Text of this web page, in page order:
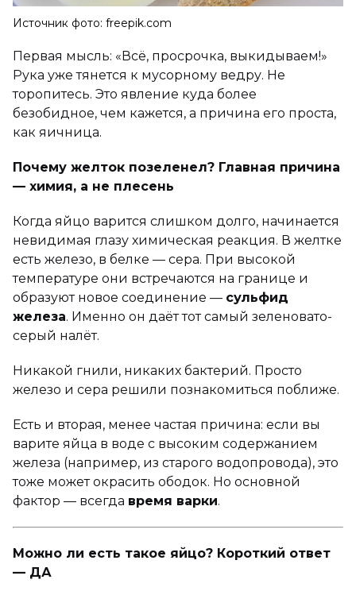
Источник фото: freepik.com
Первая мысль: «Всё, просрочка, выкидываем!»
Рука уже тянется к мусорному ведру. Не
торопитесь. Это явление куда более
безобидное, чем кажется, а причина его проста,
как яичница.
Почему желток позеленел? Главная причина
— химия, а не плесень
Когда яйцо варится слишком долго, начинается
невидимая глазу химическая реакция. В желтке
есть железо, в белке — сера. При высокой
температуре они встречаются на границе и
образуют новое соединение — сульфид
железа. Именно он даёт тот самый зеленовато-
серый налёт.
Никакой гнили, никаких бактерий. Просто
железо и сера решили познакомиться поближе.
Есть и вторая, менее частая причина: если вы
варите яйца в воде с высоким содержанием
железа (например, из старого водопровода), это
тоже может окрасить ободок. Но основной
фактор — всегда время варки.
Можно ли есть такое яйцо? Короткий ответ
— ДА